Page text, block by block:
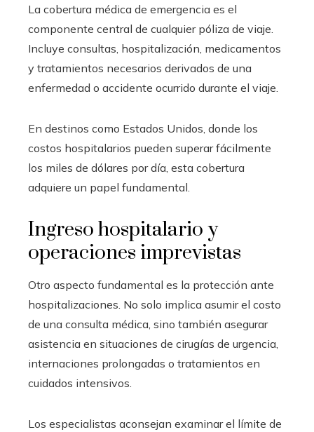
La cobertura médica de emergencia es el
componente central de cualquier póliza de viaje.
Incluye consultas, hospitalización, medicamentos
y tratamientos necesarios derivados de una
enfermedad o accidente ocurrido durante el viaje.
En destinos como Estados Unidos, donde los
costos hospitalarios pueden superar fácilmente
los miles de dólares por día, esta cobertura
adquiere un papel fundamental.
Ingreso hospitalario y
operaciones imprevistas
Otro aspecto fundamental es la protección ante
hospitalizaciones. No solo implica asumir el costo
de una consulta médica, sino también asegurar
asistencia en situaciones de cirugías de urgencia,
internaciones prolongadas o tratamientos en
cuidados intensivos.
Los especialistas aconsejan examinar el límite de